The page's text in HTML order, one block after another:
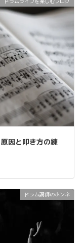
因と叩き方の練
ドラム講師のホンネ